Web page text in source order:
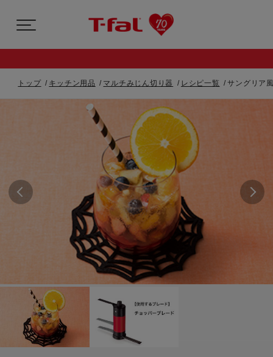
トップ キッチン用品 マルチみじん切り器 レシピ一覧 サングリア